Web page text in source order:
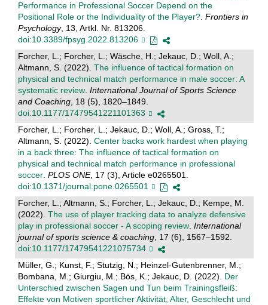
Performance in Professional Soccer Depend on the
Positional Role or the Individuality of the Player?. Frontiers in
Psychology, 13, Artkl. Nr. 813206.
doi:10.3389/fpsyg.2022.813206
Forcher, L.; Forcher, L.; Wäsche, H.; Jekauc, D.; Woll, A.;
Altmann, S. (2022). The influence of tactical formation on
physical and technical match performance in male soccer: A
systematic review. International Journal of Sports Science
and Coaching, 18 (5), 1820–1849.
doi:10.1177/17479541221101363
Forcher, L.; Forcher, L.; Jekauc, D.; Woll, A.; Gross, T.;
Altmann, S. (2022). Center backs work hardest when playing
in a back three: The influence of tactical formation on
physical and technical match performance in professional
soccer. PLOS ONE, 17 (3), Article e0265501.
doi:10.1371/journal.pone.0265501
Forcher, L.; Altmann, S.; Forcher, L.; Jekauc, D.; Kempe, M.
(2022). The use of player tracking data to analyze defensive
play in professional soccer - A scoping review. International
journal of sports science & coaching, 17 (6), 1567–1592.
doi:10.1177/17479541221075734
Müller, G.; Kunst, F.; Stutzig, N.; Heinzel-Gutenbrenner, M.;
Bombana, M.; Giurgiu, M.; Bös, K.; Jekauc, D. (2022). Der
Unterschied zwischen Sagen und Tun beim Trainingsfleiß:
Effekte von Motiven sportlicher Aktivität, Alter, Geschlecht und